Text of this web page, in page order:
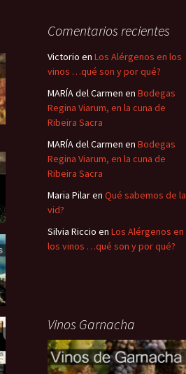
Comentarios recientes
Victorio en Los Alérgenos en los
vinos …qué son y por qué?
MARÍA del Carmen en Bodegas
Regina Viarum, en la cuna de
Ribeira Sacra
MARÍA del Carmen en Bodegas
Regina Viarum, en la cuna de
Ribeira Sacra
Maria Pilaren Qué sabemos de la
vid?
Silvia Riccio en Los Alérgenos en
los vinos …qué son y por qué?
Vinos Garnacha